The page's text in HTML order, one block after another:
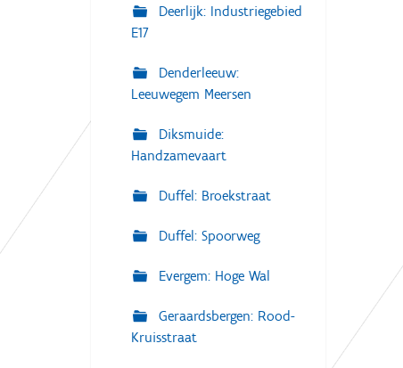
Deerlijk: Industriegebied
E17
Denderleeuw:
Leeuwegem Meersen
Diksmuide:
Handzamevaart
Duffel: Broekstraat
Duffel: Spoorweg
Evergem: Hoge Wal
Geraardsbergen: Rood-
Kruisstraat